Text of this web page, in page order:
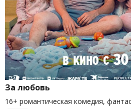
За любовь
16+ романтическая комедия,